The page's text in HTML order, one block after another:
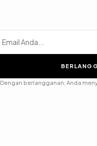
Dengan berlangganan, Anda